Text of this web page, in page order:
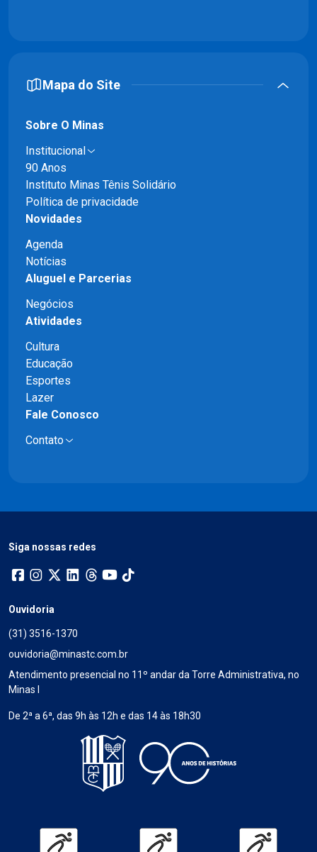
Mapa do Site
Sobre O Minas
Institucional
90 Anos
Instituto Minas Tênis Solidário
Política de privacidade
Novidades
Agenda
Notícias
Aluguel e Parcerias
Negócios
Atividades
Cultura
Educação
Esportes
Lazer
Fale Conosco
Contato
Siga nossas redes
Ouvidoria
(31) 3516-1370
ouvidoria@minastc.com.br
Atendimento presencial no 11º andar da Torre Administrativa, no
Minas I
De 2ª a 6ª, das 9h às 12h e das 14 às 18h30